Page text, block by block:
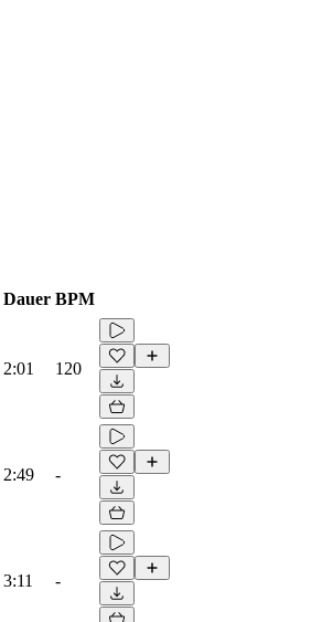
Dauer BPM
2:01 120
2:49 -
3:11 -